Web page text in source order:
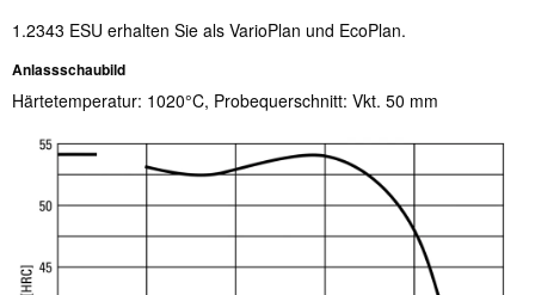
1.2343 ESU erhalten Sie als VarioPlan und EcoPlan.
Anlassschaubild
Härtetemperatur: 1020°C, Probequerschnitt: Vkt. 50 mm